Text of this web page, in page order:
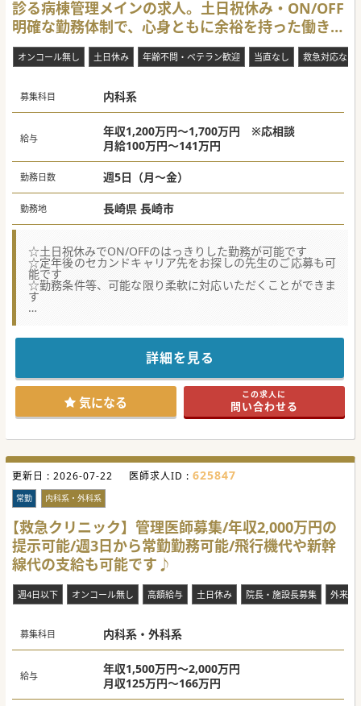
診る病棟管理メインの求人。土日祝休み・ON/OFF
明確な勤務体制で、心身ともに余裕を持った働き方
を
オンコール無し 土日休み 年齢不問・ベテラン歓迎 当直なし 救急対応なし
募集科目 内科系
給与
年収1,200万円～1,700万円 ※応相談
月給100万円～141万円
勤務日数 週5日（月～金）
勤務地 長崎県 長崎市
☆土日祝休みでON/OFFのはっきりした勤務が可能です
☆定年後のセカンドキャリア先をお探しの先生のご応募も可
能です
☆勤務条件等、可能な限り柔軟に対応いただくことができま
す
診療を支えてくださる新たな医師の力を求めています。
■年齢を問わずベテラン層も歓迎しており、定年退職を迎え
た先生方のセカンドキャリア先としても最適な環境です。
■専門分野を問わずに幅広い領域の患者様を受け入れてお
り、柔軟な勤務条件に対応できる体制を整えております。
【具体的な医療機関情報】
■医療療養病棟や回復期リハビリテーション病棟のほか、地
■健診事業部において人間ドックや脳ドックを実施し、在宅
事業部では通所リハビリや居宅介護支援も担っています。
■院長先生や副院長先生をはじめ長崎大学医局出身の先生が
多く在籍し、同門の先生が安心して勤務できる環境が整って
います。
【やりがい】
■地域の患者様が住み慣れた環境で安心して療養生活を続け
られるように、切れ目のない医療を直接的に提供できます。
■専門科目に縛られず、様々な内科疾患の患者様を横断的に
診ることで、これまでの豊富な臨床経験をフルに活かせま
す。
身ともにゆとりを持って地域医療の最前線に貢献できる点で
す。
#秋入職可
詳細を見る
気になる この求人に
問い合わせる
更新日 : 2026-07-22 医師求人ID : 625847
常勤 内科系・外科系
【救急クリニック】管理医師募集/年収2,000万円の
提示可能/週3日から常勤勤務可能/飛行機代や新幹
線代の支給も可能です♪
週4日以下 オンコール無し 高額給与 土日休み 院長・施設長募集 外来の
募集科目 内科系・外科系
給与
年収1,500万円～2,000万円
月収125万円～166万円